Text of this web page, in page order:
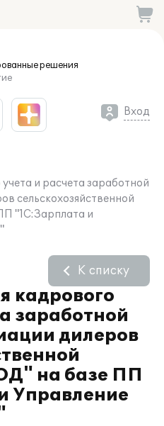
решения
Вход
и расчета заработной
сельскохозяйственной
"1С:Зарплата и
кадрового
заработной
дилеров
на базе ПП
Управление
К списку